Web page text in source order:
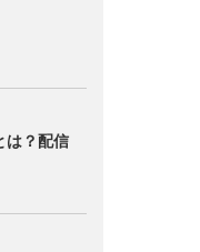
？配信